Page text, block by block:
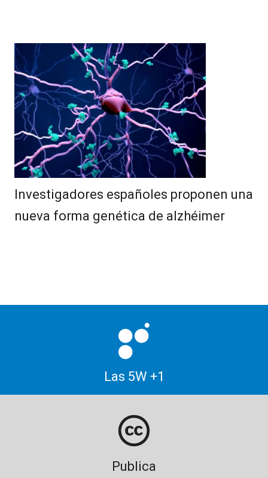
Investigadores españoles proponen una
nueva forma genética de alzhéimer
Las 5W +1
Publica